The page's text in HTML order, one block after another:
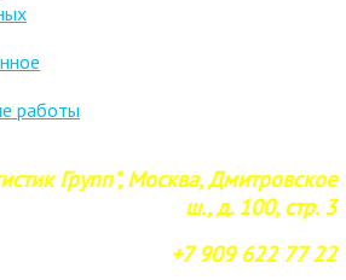
работы
Групп", Москва, Дмитровское
ш., д. 100, стр. 3
+7 909 622 77 22